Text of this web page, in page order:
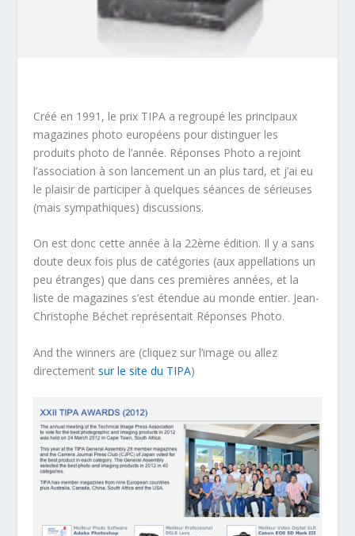
Créé en 1991, le prix TIPA a regroupé les principaux
magazines photo européens pour distinguer les
produits photo de l’année. Réponses Photo a rejoint
l’association à son lancement un an plus tard, et j’ai eu
le plaisir de participer à quelques séances de sérieuses
(mais sympathiques) discussions.
On est donc cette année à la 22ème édition. Il y a sans
doute deux fois plus de catégories (aux appellations un
peu étranges) que dans ces premières années, et la
liste de magazines s’est étendue au monde entier. Jean-
Christophe Béchet représentait Réponses Photo.
And the winners are (cliquez sur l’image ou allez
directementsur le site du TIPA)